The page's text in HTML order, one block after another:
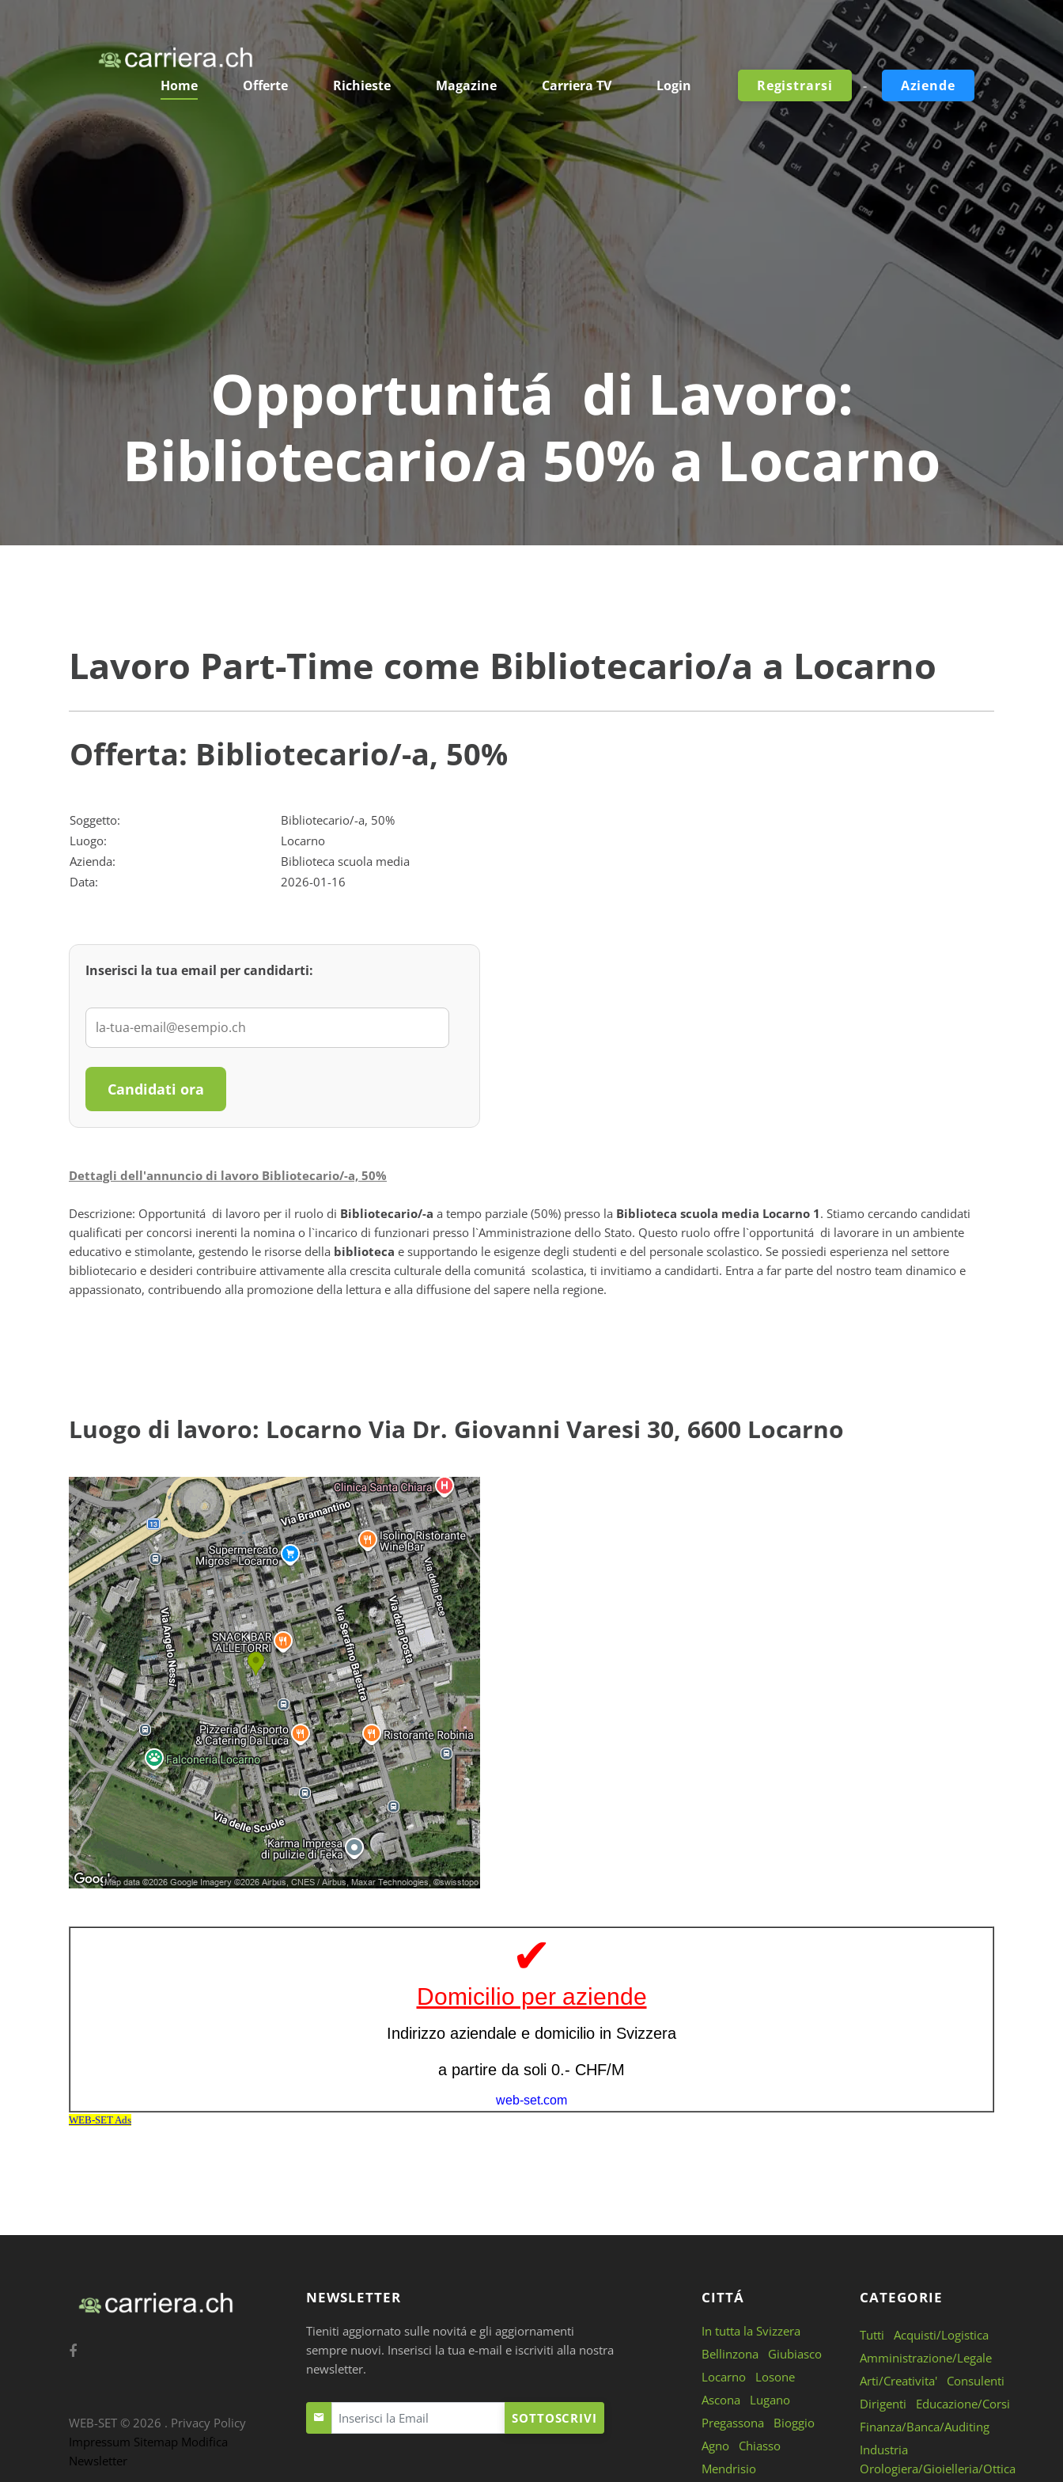
Home Offerte Richieste Magazine Carriera TV Login Registrarsi - Aziende
Opportunitá di Lavoro:
Bibliotecario/a 50% a Locarno
Lavoro Part-Time come Bibliotecario/a a Locarno
Offerta: Bibliotecario/-a, 50%
Soggetto:
Bibliotecario/-a, 50%
Luogo:
Locarno
Azienda:
Biblioteca scuola media
Data:
2026-01-16
Inserisci la tua email per candidarti:
Candidati ora
Dettagli dell'annuncio di lavoro Bibliotecario/-a, 50%
Descrizione: Opportunitá di lavoro per il ruolo di Bibliotecario/-a a tempo parziale (50%) presso la Biblioteca scuola media Locarno 1. Stiamo cercando candidati
qualificati per concorsi inerenti la nomina o l`incarico di funzionari presso l`Amministrazione dello Stato. Questo ruolo offre l`opportunitá di lavorare in un ambiente
educativo e stimolante, gestendo le risorse della biblioteca e supportando le esigenze degli studenti e del personale scolastico. Se possiedi esperienza nel settore
bibliotecario e desideri contribuire attivamente alla crescita culturale della comunitá scolastica, ti invitiamo a candidarti. Entra a far parte del nostro team dinamico e
appassionato, contribuendo alla promozione della lettura e alla diffusione del sapere nella regione.
Luogo di lavoro: Locarno Via Dr. Giovanni Varesi 30, 6600 Locarno
NEWSLETTER
Tieniti aggiornato sulle novitá e gli aggiornamenti
sempre nuovi. Inserisci la tua e-mail e iscriviti alla nostra
newsletter.
SOTTOSCRIVI
CITTÁ
In tutta la Svizzera
Bellinzona
Giubiasco
Locarno
Losone
Ascona
Lugano
Pregassona
Bioggio
Agno
Chiasso
Mendrisio
CATEGORIE
Tutti
Acquisti/Logistica
Amministrazione/Legale
Arti/Creativita'
Consulenti
Dirigenti
Educazione/Corsi
Finanza/Banca/Auditing
Industria
Orologiera/Gioielleria/Ottica
WEB-SET © 2026 . Privacy Policy
Impressum Sitemap Modifica
Newsletter